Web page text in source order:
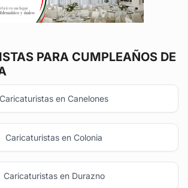
PARA CUMPLEAÑOS DE
Caricaturistas en Canelones
Caricaturistas en Colonia
Caricaturistas en Durazno